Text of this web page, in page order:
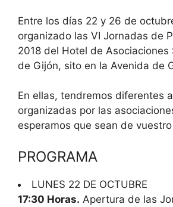
Entre los días 22 y 26 de
organizado las VI Jornadas de
2018 del Hotel de Asociaciones
de Gijón, sito en la Avenida de
En ellas, tendremos diferentes
organizadas por las
esperamos que sean de
PROGRAMA
LUNES 22 DE OCTUBRE
17:30 Horas. Apertura de las